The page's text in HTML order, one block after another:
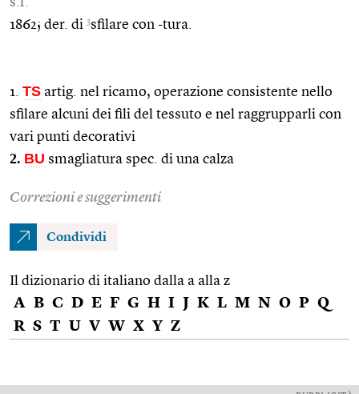
1862; der. di 3sfilare con -tura.
1. TS artig. nel ricamo, operazione consistente nello
sfilare alcuni dei fili del tessuto e nel raggrupparli con
vari punti decorativi
2. BU smagliatura spec. di una calza
Correzioni e suggerimenti
Condividi
Il dizionario di italiano dalla a alla z
A B C D E F G H I J K L M N O P Q
R S T U V W X Y Z